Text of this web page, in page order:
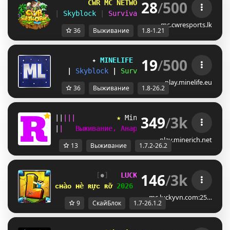
CWR MC NETWORK [1.8.x - 1.21.x
Skyblock Survival | Lifesteal |
28/500
mc.cwresports.lk
36 Выживание 1.8-1.21
✦ MINELIFE [1.8 - 26.2]
Skyblock Survival | Prison
19/500
play.minelife.eu
36 Выживание 1.8-26.2
★ Mi n Ri ch ★ [1.7.2-26.2
Выживание, Анархия, SkyBlock,
349/3k
play.minerich.net
13 Выживание 1.7.2-26.2
[✵] LUCKYVN NETWORK JS
ᴄʜàᴏ ʜè ʀựᴄ ʀỡ 2026 ⋆ open ꜱᴋʏʙʟᴏᴄᴋ ᴇʀᴀ
146/3k
mc.luckyvn.com:25…
9 СкайБлок 1.7-26.1.2